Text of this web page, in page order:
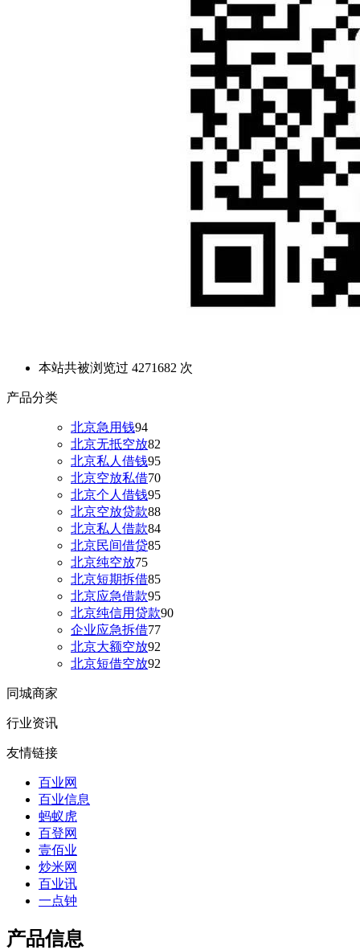
本站共被浏览过 4271682 次
产品分类
北京急用钱94
北京无抵空放82
北京私人借钱95
北京空放私借70
北京个人借钱95
北京空放贷款88
北京私人借款84
北京民间借贷85
北京纯空放75
北京短期拆借85
北京应急借款95
北京纯信用贷款90
企业应急拆借77
北京大额空放92
北京短借空放92
同城商家
行业资讯
友情链接
百业网
百业信息
蚂蚁虎
百登网
壹佰业
炒米网
百业讯
一点钟
产品信息